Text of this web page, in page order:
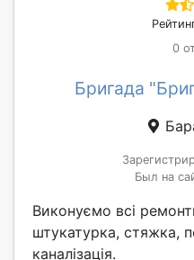
0
Бригада
Был на
Виконуємо всі
штукатурка, стяжка,
каналізація.